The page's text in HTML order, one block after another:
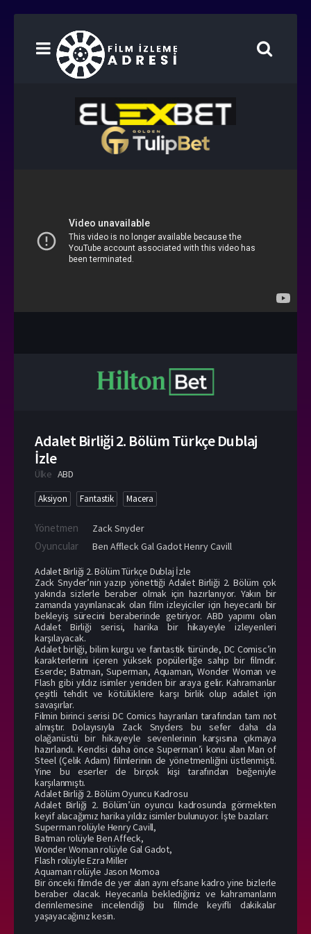
Adalet Birliği 2. Bölüm Türkçe Dublaj
İzle
Ülke ABD
Aksiyon Fantastik Macera
Yönetmen Zack Snyder
Oyuncular
Ben Affleck Gal Gadot Henry Cavill
Adalet Birliği 2. Bölüm Türkçe Dublaj İzle
Zack Snyder’nin yazıp yönettiği Adalet Birliği 2. Bölüm çok
yakında sizlerle beraber olmak için hazırlanıyor. Yakın bir
zamanda yayınlanacak olan film izleyiciler için heyecanlı bir
bekleyiş sürecini beraberinde getiriyor. ABD yapımı olan
Adalet Birliği serisi, harika bir hikayeyle izleyenleri
karşılayacak.
Adalet birliği, bilim kurgu ve fantastik türünde, DC Comisc’in
karakterlerini içeren yüksek popülerliğe sahip bir filmdir.
Eserde; Batman, Superman, Aquaman, Wonder Woman ve
Flash gibi yıldız isimler yeniden bir araya gelir. Kahramanlar
çeşitli tehdit ve kötülüklere karşı birlik olup adalet için
savaşırlar.
Filmin birinci serisi DC Comics hayranları tarafından tam not
almıştır. Dolayısıyla Zack Snyders bu sefer daha da
olağanüstü bir hikayeyle sevenlerinin karşısına çıkmaya
hazırlandı. Kendisi daha önce Superman’i konu alan Man of
Steel (Çelik Adam) filmlerinin de yönetmenliğini üstlenmişti.
Yine bu eserler de birçok kişi tarafından beğeniyle
karşılanmıştı.
Adalet Birliği 2. Bölüm Oyuncu Kadrosu
Adalet Birliği 2. Bölüm’ün oyuncu kadrosunda görmekten
keyif alacağımız harika yıldız isimler bulunuyor. İşte bazıları:
Superman rolüyle Henry Cavill,
Batman rolüyle Ben Affeck,
Wonder Woman rolüyle Gal Gadot,
Flash rolüyle Ezra Miller
Aquaman rolüyle Jason Momoa
Bir önceki filmde de yer alan aynı efsane kadro yine bizlerle
beraber olacak. Heyecanla beklediğiniz ve kahramanların
derinlemesine incelendiği bu filmde keyifli dakikalar
yaşayacağınız kesin.